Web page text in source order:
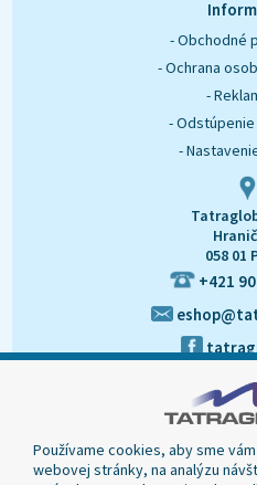
- Obchodné
- Ochrana
-
-
-
058 01
+421
Používame cookies, aby sme
webovej stránky, na analýzu